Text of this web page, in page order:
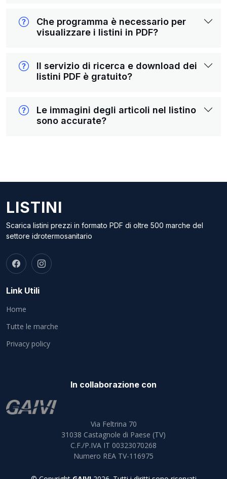
Che programma è necessario per
visualizzare i listini in PDF?
Il servizio di ricerca e download dei
listini PDF è gratuito?
Le immagini degli articoli nel listino
sono accurate?
LISTINI
Scarica listini prezzi in formato PDF di oltre 500 marche del
settore idrotermosanitario
Link Utili
Home
Tutte le marche
Privacy policy
In collaborazione con
Via Feltrina 70
31038 Castagnole di Paese (TV)
C.F./P.IVA IT 00323070268
Numero REA TV-116975